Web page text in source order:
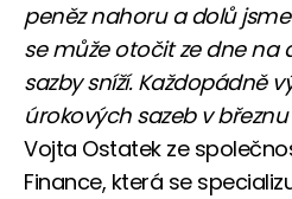
peněz nahoru a dolů
se může otočit ze dne na
sazby sníží. Každopádně
úrokových sazeb v
Vojta Ostatek ze
Finance, která se